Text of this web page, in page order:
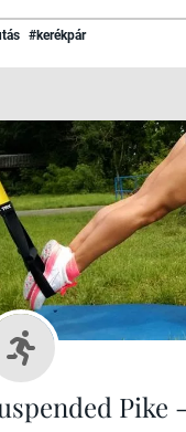
#kerékpár
Pike